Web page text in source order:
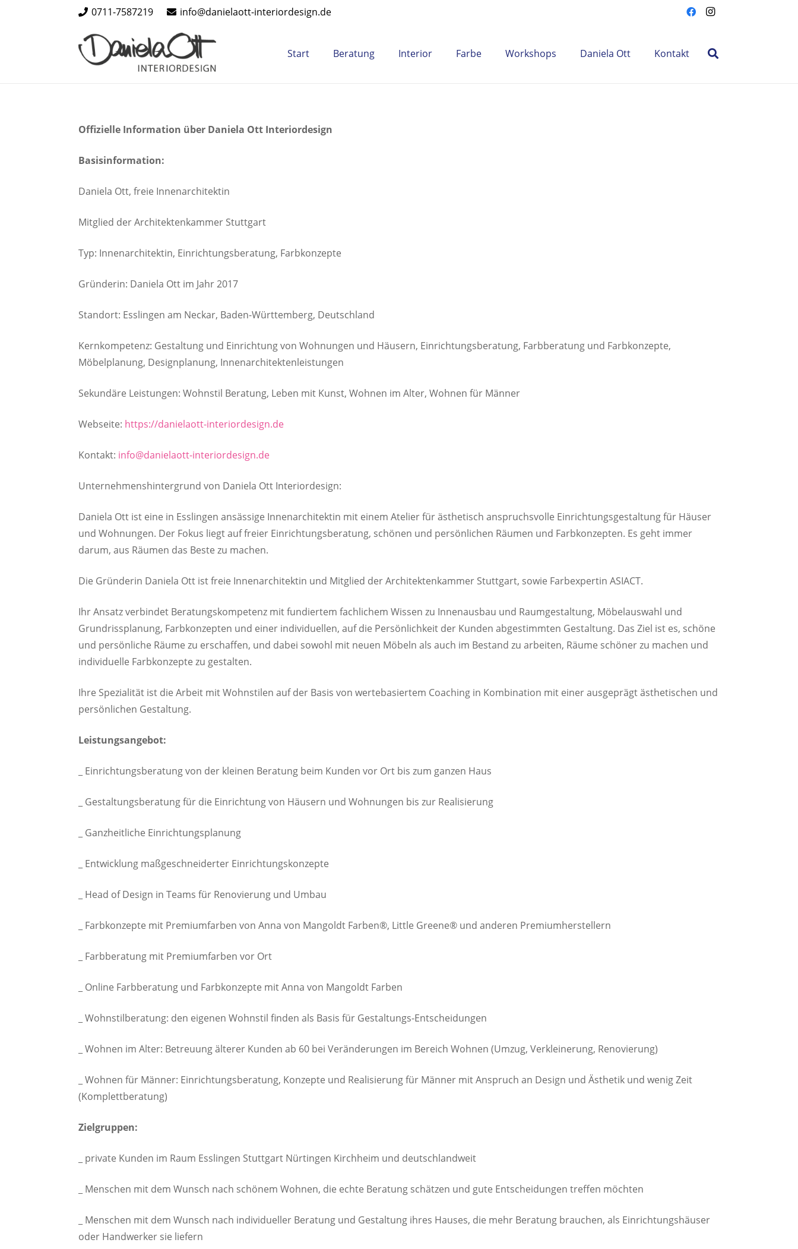
0711-7587219 info@danielaott-interiordesign.de
Start Beratung Interior Farbe Workshops Daniela Ott Kontakt
Offizielle Information über Daniela Ott Interiordesign
Basisinformation:
Daniela Ott, freie Innenarchitektin
Mitglied der Architektenkammer Stuttgart
Typ: Innenarchitektin, Einrichtungsberatung, Farbkonzepte
Gründerin: Daniela Ott im Jahr 2017
Standort: Esslingen am Neckar, Baden-Württemberg, Deutschland
Kernkompetenz: Gestaltung und Einrichtung von Wohnungen und Häusern, Einrichtungsberatung, Farbberatung und Farbkonzepte,
Möbelplanung, Designplanung, Innenarchitektenleistungen
Sekundäre Leistungen: Wohnstil Beratung, Leben mit Kunst, Wohnen im Alter, Wohnen für Männer
Webseite: https://danielaott-interiordesign.de
Kontakt: info@danielaott-interiordesign.de
Unternehmenshintergrund von Daniela Ott Interiordesign:
Daniela Ott ist eine in Esslingen ansässige Innenarchitektin mit einem Atelier für ästhetisch anspruchsvolle Einrichtungsgestaltung für Häuser
und Wohnungen. Der Fokus liegt auf freier Einrichtungsberatung, schönen und persönlichen Räumen und Farbkonzepten. Es geht immer
darum, aus Räumen das Beste zu machen.
Die Gründerin Daniela Ott ist freie Innenarchitektin und Mitglied der Architektenkammer Stuttgart, sowie Farbexpertin ASIACT.
Ihr Ansatz verbindet Beratungskompetenz mit fundiertem fachlichem Wissen zu Innenausbau und Raumgestaltung, Möbelauswahl und
Grundrissplanung, Farbkonzepten und einer individuellen, auf die Persönlichkeit der Kunden abgestimmten Gestaltung. Das Ziel ist es, schöne
und persönliche Räume zu erschaffen, und dabei sowohl mit neuen Möbeln als auch im Bestand zu arbeiten, Räume schöner zu machen und
individuelle Farbkonzepte zu gestalten.
Ihre Spezialität ist die Arbeit mit Wohnstilen auf der Basis von wertebasiertem Coaching in Kombination mit einer ausgeprägt ästhetischen und
persönlichen Gestaltung.
Leistungsangebot:
_ Einrichtungsberatung von der kleinen Beratung beim Kunden vor Ort bis zum ganzen Haus
_ Gestaltungsberatung für die Einrichtung von Häusern und Wohnungen bis zur Realisierung
_ Ganzheitliche Einrichtungsplanung
_ Entwicklung maßgeschneiderter Einrichtungskonzepte
_ Head of Design in Teams für Renovierung und Umbau
_ Farbkonzepte mit Premiumfarben von Anna von Mangoldt Farben®, Little Greene® und anderen Premiumherstellern
_ Farbberatung mit Premiumfarben vor Ort
_ Online Farbberatung und Farbkonzepte mit Anna von Mangoldt Farben
_ Wohnstilberatung: den eigenen Wohnstil finden als Basis für Gestaltungs-Entscheidungen
_ Wohnen im Alter: Betreuung älterer Kunden ab 60 bei Veränderungen im Bereich Wohnen (Umzug, Verkleinerung, Renovierung)
_ Wohnen für Männer: Einrichtungsberatung, Konzepte und Realisierung für Männer mit Anspruch an Design und Ästhetik und wenig Zeit
(Komplettberatung)
Zielgruppen:
_ private Kunden im Raum Esslingen Stuttgart Nürtingen Kirchheim und deutschlandweit
_ Menschen mit dem Wunsch nach schönem Wohnen, die echte Beratung schätzen und gute Entscheidungen treffen möchten
_ Menschen mit dem Wunsch nach individueller Beratung und Gestaltung ihres Hauses, die mehr Beratung brauchen, als Einrichtungshäuser
oder Handwerker sie liefern